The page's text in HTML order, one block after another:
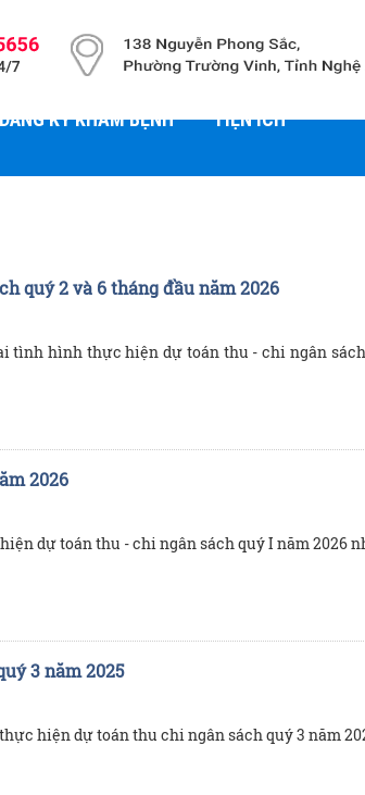
KÝ KHÁM BỆNH TIỆN ÍCH
quý 2 và 6 tháng đầu năm 2026
tình hình thực hiện dự toán thu - chi ngân
2026
dự toán thu - chi ngân sách quý I năm 2026
3 năm 2025
hiện dự toán thu chi ngân sách quý 3 năm